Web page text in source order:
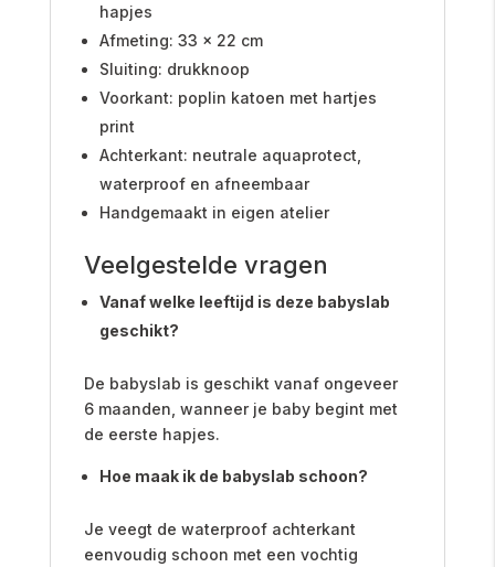
hapjes
Afmeting: 33 x 22 cm
Sluiting: drukknoop
Voorkant: poplin katoen met hartjes
print
Achterkant: neutrale aquaprotect,
waterproof en afneembaar
Handgemaakt in eigen atelier
Veelgestelde vragen
Vanaf welke leeftijd is deze babyslab
geschikt?
De babyslab is geschikt vanaf ongeveer
6 maanden, wanneer je baby begint met
de eerste hapjes.
Hoe maak ik de babyslab schoon?
Je veegt de waterproof achterkant
eenvoudig schoon met een vochtig